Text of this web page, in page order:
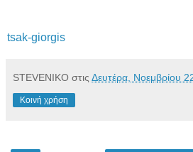
tsak-giorgis
STEVENIKO στις Δευτέρα, Νοεμβρίου
Κοινή χρήση